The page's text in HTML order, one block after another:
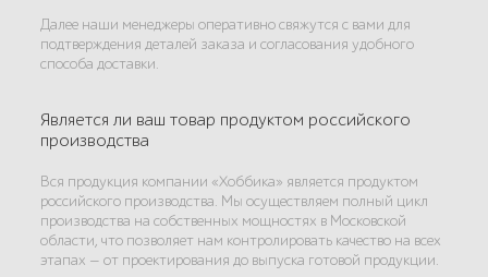
Далее наши менеджеры оперативно свяжутся с вами для
подтверждения деталей заказа и согласования удобного
способа доставки.
Является ли ваш товар продуктом российского
производства
Вся продукция компании «Хоббика» является продуктом
российского производства. Мы осуществляем полный цикл
производства на собственных мощностях в Московской
области, что позволяет нам контролировать качество на всех
этапах — от проектирования до выпуска готовой продукции.